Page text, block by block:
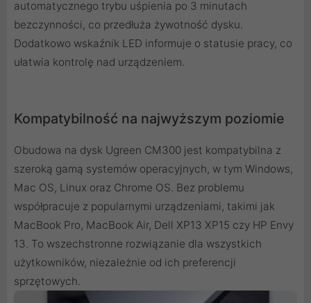
automatycznego trybu uśpienia po 3 minutach
bezczynności, co przedłuża żywotność dysku.
Dodatkowo wskaźnik LED informuje o statusie pracy, co
ułatwia kontrolę nad urządzeniem.
Kompatybilność na najwyższym poziomie
Obudowa na dysk Ugreen CM300 jest kompatybilna z
szeroką gamą systemów operacyjnych, w tym Windows,
Mac OS, Linux oraz Chrome OS. Bez problemu
współpracuje z popularnymi urządzeniami, takimi jak
MacBook Pro, MacBook Air, Dell XP13 XP15 czy HP Envy
13. To wszechstronne rozwiązanie dla wszystkich
użytkowników, niezależnie od ich preferencji
sprzętowych.